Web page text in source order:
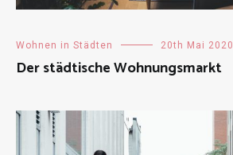
Wohnen in Städten 20th Mai 2020
Der städtische Wohnungsmarkt